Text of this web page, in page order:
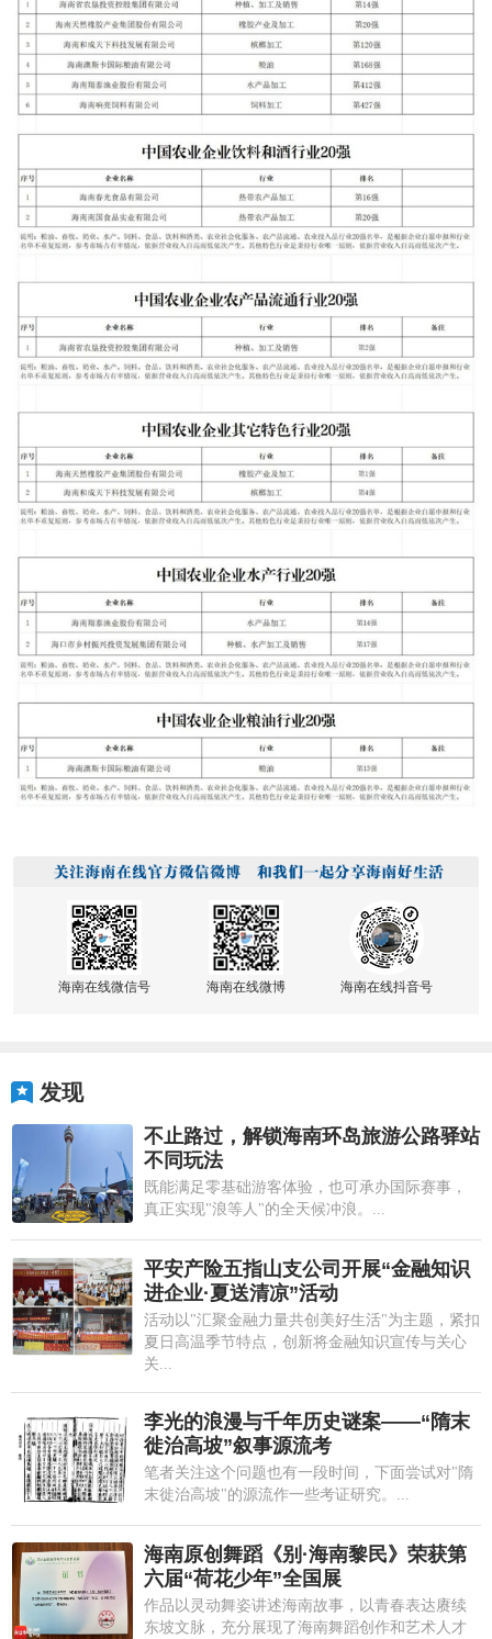
海南在线微信号 海南在线微博 海南在线抖音号
发现
不止路过，解锁海南环岛旅游公路驿站
不同玩法
既能满足零基础游客体验，也可承办国际赛事，
真正实现"浪等人"的全天候冲浪。...
平安产险五指山支公司开展“金融知识
进企业·夏送清凉”活动
活动以"汇聚金融力量共创美好生活"为主题，紧扣
夏日高温季节特点，创新将金融知识宣传与关心
关...
李光的浪漫与千年历史谜案——“隋末
徙治高坡”叙事源流考
笔者关注这个问题也有一段时间，下面尝试对"隋
末徙治高坡"的源流作一些考证研究。...
海南原创舞蹈《别·海南黎民》荣获第
六届“荷花少年”全国展
作品以灵动舞姿讲述海南故事，以青春表达赓续
东坡文脉，充分展现了海南舞蹈创作和艺术人才